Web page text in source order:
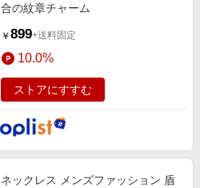
合の紋章チャーム
￥ 899+送料固定
10.0%
ストアにすすむ
ネックレス メンズファッション 盾